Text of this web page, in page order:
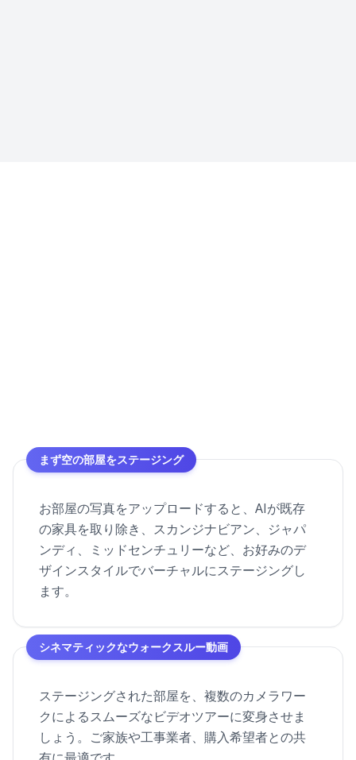
まず空の部屋をステージング
お部屋の写真をアップロードすると、AIが既存
の家具を取り除き、スカンジナビアン、ジャパ
ンディ、ミッドセンチュリーなど、お好みのデ
ザインスタイルでバーチャルにステージングし
ます。
シネマティックなウォークスルー動画
ステージングされた部屋を、複数のカメラワー
クによるスムーズなビデオツアーに変身させま
しょう。ご家族や工事業者、購入希望者との共